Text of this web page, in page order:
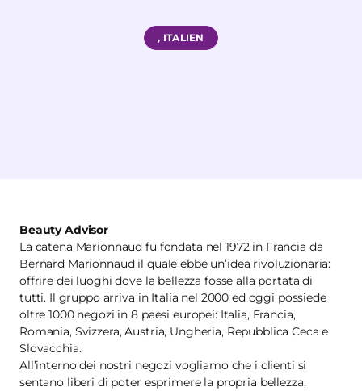
, ITALIEN
Beauty Advisor
La catena Marionnaud fu fondata nel 1972 in Francia da
Bernard Marionnaud il quale ebbe un’idea rivoluzionaria:
offrire dei luoghi dove la bellezza fosse alla portata di
tutti. Il gruppo arriva in Italia nel 2000 ed oggi possiede
oltre 1000 negozi in 8 paesi europei: Italia, Francia,
Romania, Svizzera, Austria, Ungheria, Repubblica Ceca e
Slovacchia.
All’interno dei nostri negozi vogliamo che i clienti si
sentano liberi di poter esprimere la propria bellezza,